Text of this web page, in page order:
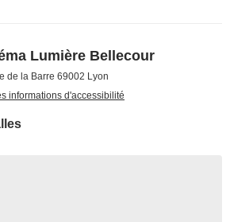
Lumière Bellecour
de la Barre 69002 Lyon
informations d'accessibilité